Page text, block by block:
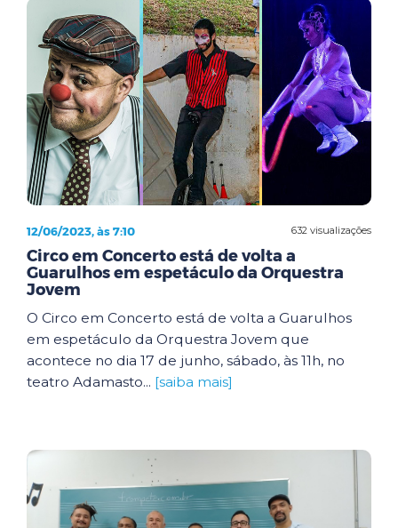
632 visualizações
12/06/2023, às 7:10
Circo em Concerto está de volta a
Guarulhos em espetáculo da Orquestra
Jovem
O Circo em Concerto está de volta a Guarulhos
em espetáculo da Orquestra Jovem que
acontece no dia 17 de junho, sábado, às 11h, no
teatro Adamasto... [saiba mais]